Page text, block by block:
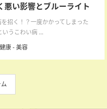
悪い影響とブルーライト
招く！？一度かかってしまった
いうこわい病 ...
健康-美容